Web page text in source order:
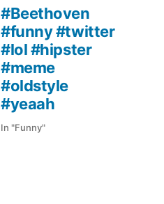
#Beethoven
#funny #twitter
#lol #hipster
#meme
#oldstyle
#yeaah
In "Funny"